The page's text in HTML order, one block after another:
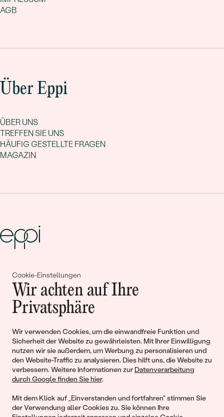
Cookie-Einstellungen
Wir achten auf Ihre
Privatsphäre
Wir verwenden Cookies, um die einwandfreie Funktion und
Sicherheit der Website zu gewährleisten. Mit Ihrer Einwilligung
nutzen wir sie außerdem, um Werbung zu personalisieren und
den Website-Traffic zu analysieren. Dies hilft uns, die Website zu
verbessern. Weitere Informationen zur Datenverarbeitung
durch Google finden Sie hier.
Mit dem Klick auf „Einverstanden und fortfahren" stimmen Sie
der Verwendung aller Cookies zu. Sie können Ihre
AGB
Über Eppi
ÜBER UNS
TREFFEN SIE UNS
HÄUFIG GESTELLTE FRAGEN
MAGAZIN
Gemeinsam erschaffen wir
Geschichten von Schönheit und
Liebe
Begleiten Sie uns!